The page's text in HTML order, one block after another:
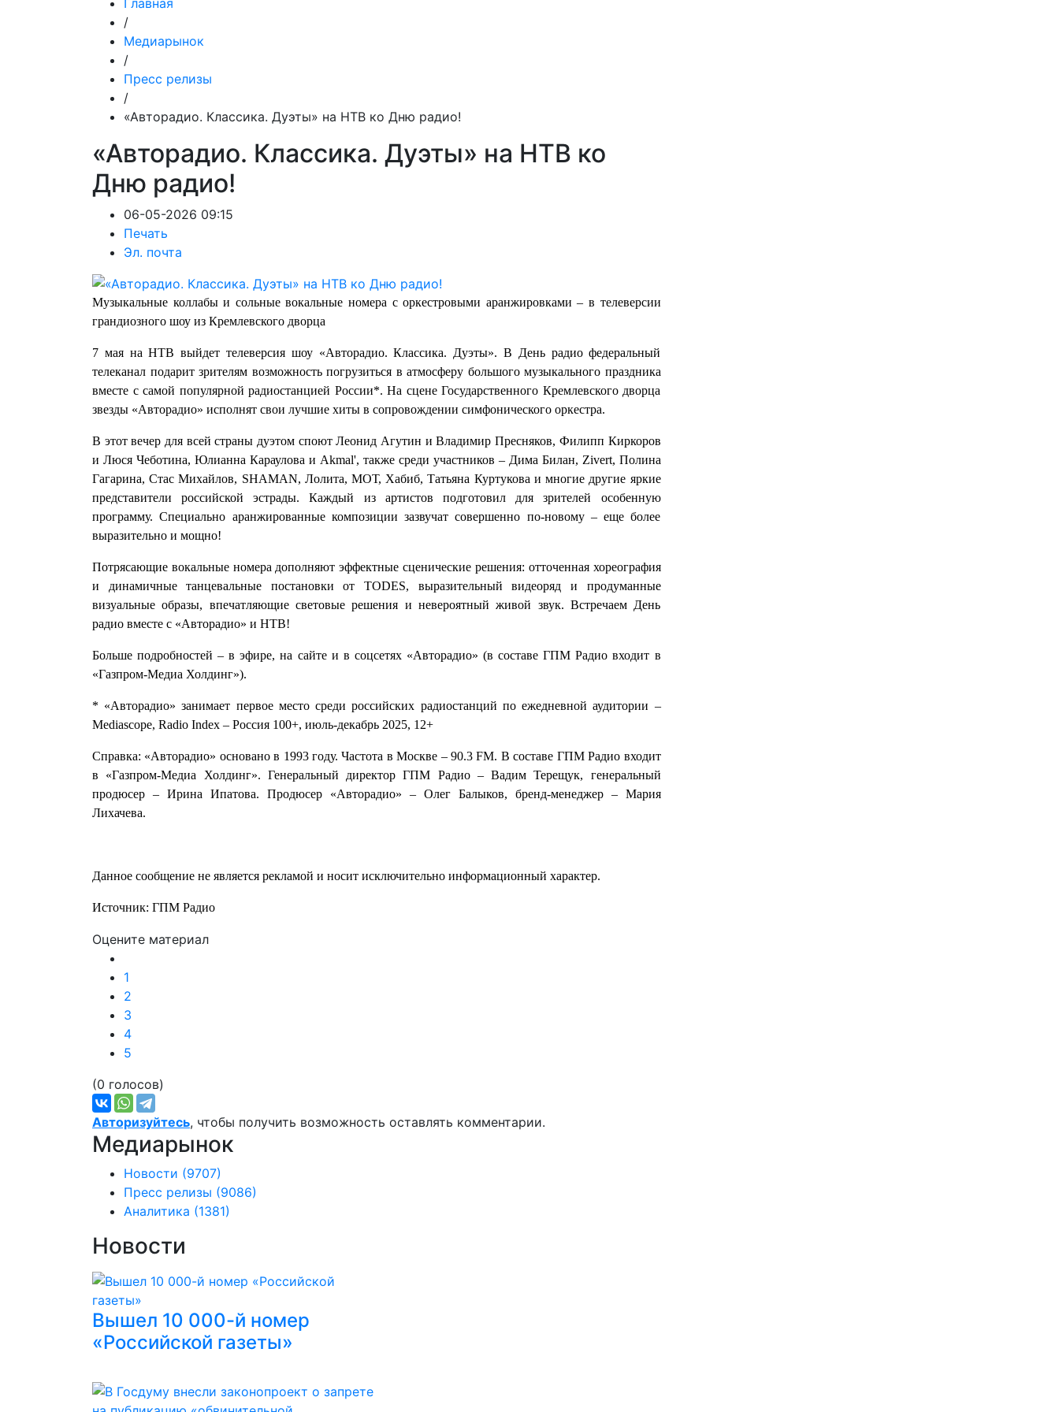
Главная
/
Медиарынок
/
Пресс релизы
/
«Авторадио. Классика. Дуэты» на НТВ ко Дню радио!
«Авторадио. Классика. Дуэты» на НТВ ко
Дню радио!
06-05-2026 09:15
Печать
Эл. почта
Музыкальные коллабы и сольные вокальные номера с оркестровыми аранжировками – в телеверсии
грандиозного шоу из Кремлевского дворца
7 мая на НТВ выйдет телеверсия шоу «Авторадио. Классика. Дуэты». В День радио федеральный
телеканал подарит зрителям возможность погрузиться в атмосферу большого музыкального праздника
вместе с самой популярной радиостанцией России*. На сцене Государственного Кремлевского дворца
звезды «Авторадио» исполнят свои лучшие хиты в сопровождении симфонического оркестра.
В этот вечер для всей страны дуэтом споют Леонид Агутин и Владимир Пресняков, Филипп Киркоров
и Люся Чеботина, Юлианна Караулова и Akmal', также среди участников – Дима Билан, Zivert, Полина
Гагарина, Стас Михайлов, SHAMAN, Лолита, МОТ, Хабиб, Татьяна Куртукова и многие другие яркие
представители российской эстрады. Каждый из артистов подготовил для зрителей особенную
программу. Специально аранжированные композиции зазвучат совершенно по-новому – еще более
выразительно и мощно!
Потрясающие вокальные номера дополняют эффектные сценические решения: отточенная хореография
и динамичные танцевальные постановки от TODES, выразительный видеоряд и продуманные
визуальные образы, впечатляющие световые решения и невероятный живой звук. Встречаем День
радио вместе с «Авторадио» и НТВ!
Больше подробностей – в эфире, на сайте и в соцсетях «Авторадио» (в составе ГПМ Радио входит в
«Газпром-Медиа Холдинг»).
* «Авторадио» занимает первое место среди российских радиостанций по ежедневной аудитории –
Mediascope, Radio Index – Россия 100+, июль-декабрь 2025, 12+
Справка: «Авторадио» основано в 1993 году. Частота в Москве – 90.3 FM. В составе ГПМ Радио входит
в «Газпром-Медиа Холдинг». Генеральный директор ГПМ Радио – Вадим Терещук, генеральный
продюсер – Ирина Ипатова. Продюсер «Авторадио» – Олег Балыков, бренд-менеджер – Мария
Лихачева.
Данное сообщение не является рекламой и носит исключительно информационный характер.
Источник: ГПМ Радио
Оцените материал
1
2
3
4
5
(0 голосов)
Авторизуйтесь, чтобы получить возможность оставлять комментарии.
Медиарынок
Новости (9707)
Пресс релизы (9086)
Аналитика (1381)
Новости
Вышел 10 000-й номер
«Российской газеты»